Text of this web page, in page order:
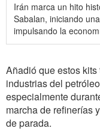
Irán marca un hito
Sabalan, iniciando
impulsando la
Añadió que estos
industrias del
especialmente
marcha de refinerías
de parada.